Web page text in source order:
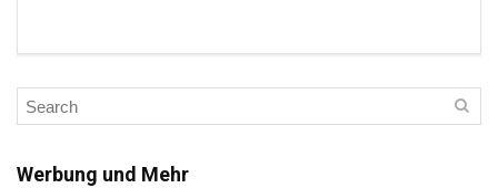
Werbung und Mehr